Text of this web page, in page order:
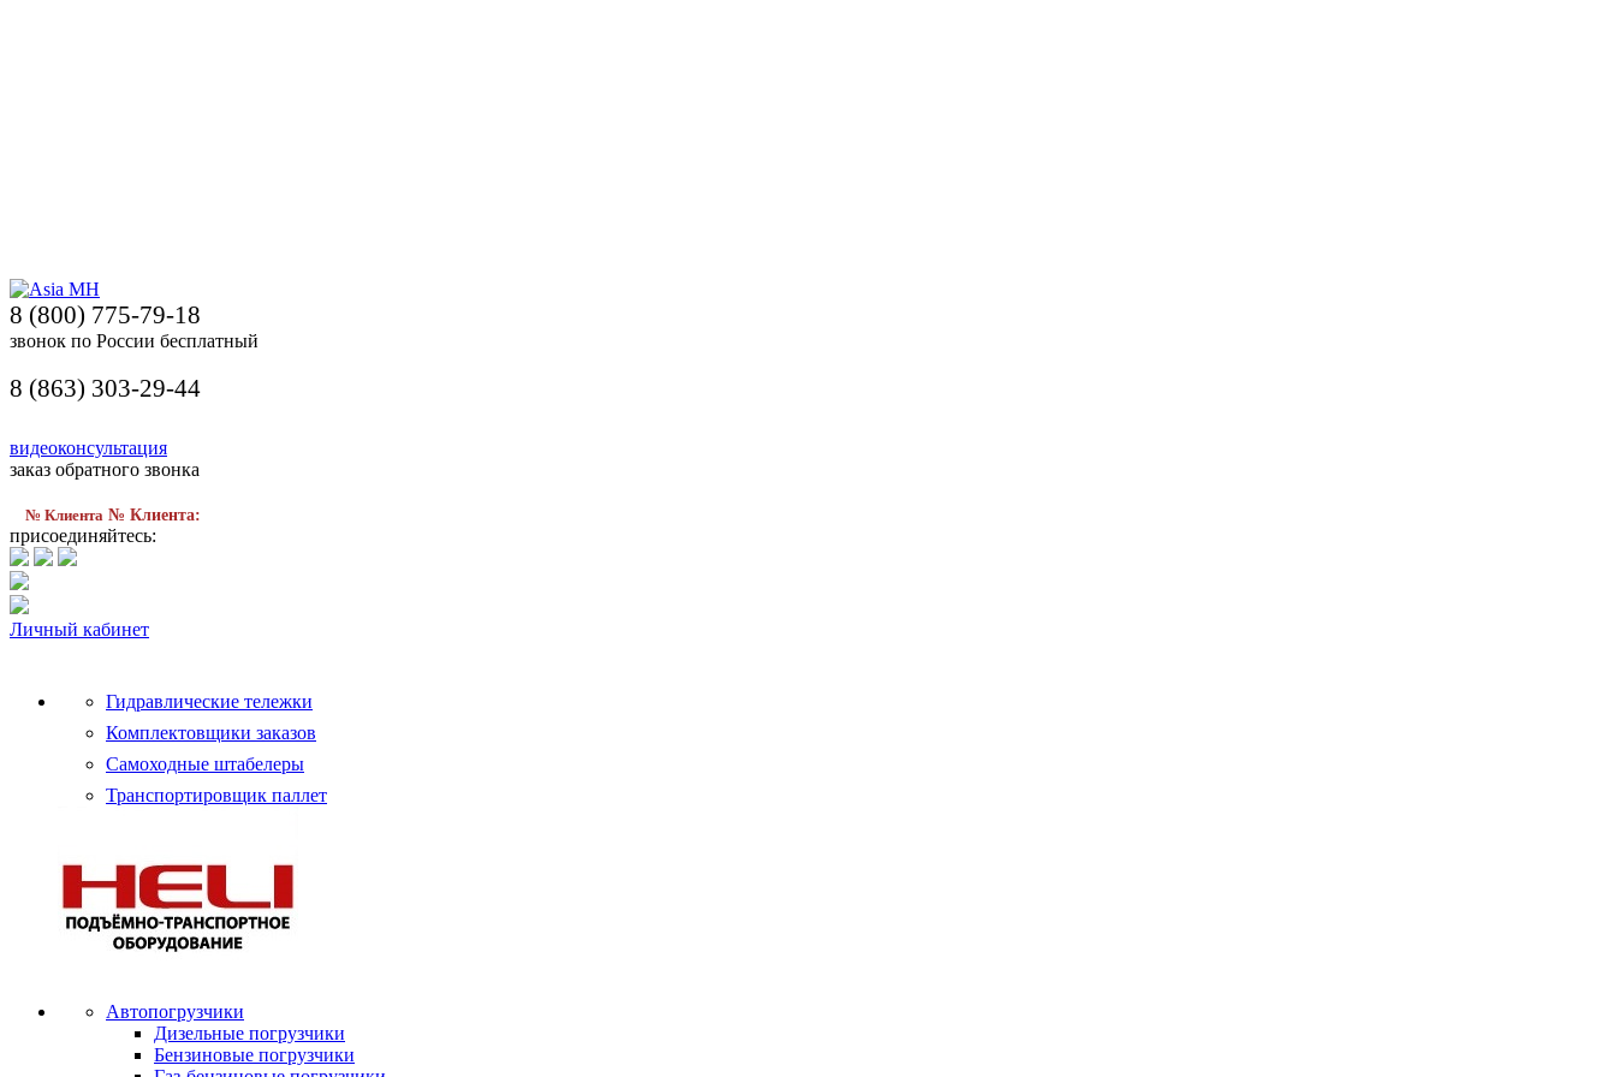
8 (800) 775-79-18
звонок по России бесплатный
8 (863) 303-29-44
видеоконсультация
заказ обратного звонка
№ Клиента № Клиента:
присоединяйтесь:
Личный кабинет
Гидравлические тележки
Комплектовщики заказов
Самоходные штабелеры
Транспортировщик паллет
Автопогрузчики
Дизельные погрузчики
Бензиновые погрузчики